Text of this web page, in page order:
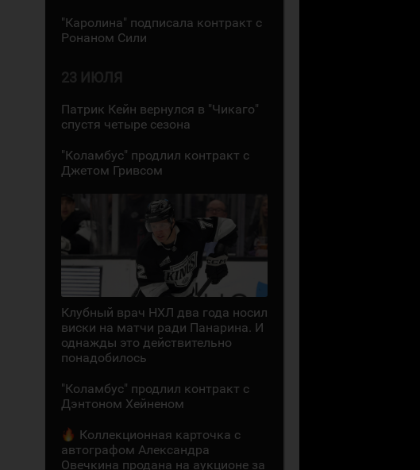
"Каролина" подписала контракт с
Ронаном Сили
23 ИЮЛЯ
Патрик Кейн вернулся в "Чикаго"
спустя четыре сезона
"Коламбус" продлил контракт с
Джетом Гривсом
Клубный врач НХЛ два года носил
виски на матчи ради Панарина. И
однажды это действительно
понадобилось
"Коламбус" продлил контракт с
Дэнтоном Хейненом
Коллекционная карточка с
автографом Александра
Овечкина продана на аукционе за